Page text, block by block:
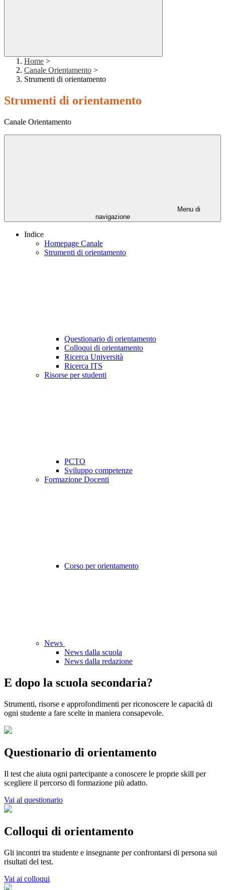
Home >
Canale Orientamento >
Strumenti di orientamento
Strumenti di orientamento
Canale Orientamento
Menu di
navigazione
Indice
Homepage Canale
Strumenti di orientamento
Questionario di orientamento
Colloqui di orientamento
Ricerca Università
Ricerca ITS
Risorse per studenti
PCTO
Sviluppo competenze
Formazione Docenti
Corso per orientamento
News
News dalla scuola
News dalla redazione
E dopo la scuola secondaria?
Strumenti, risorse e approfondimenti per riconoscere le capacità di
ogni studente a fare scelte in maniera consapevole.
Questionario di orientamento
Il test che aiuta ogni partecipante a conoscere le proprie skill per
scegliere il percorso di formazione più adatto.
Vai al questionario
Colloqui di orientamento
Gli incontri tra studente e insegnante per confrontarsi di persona sui
risultati del test.
Vai ai colloqui